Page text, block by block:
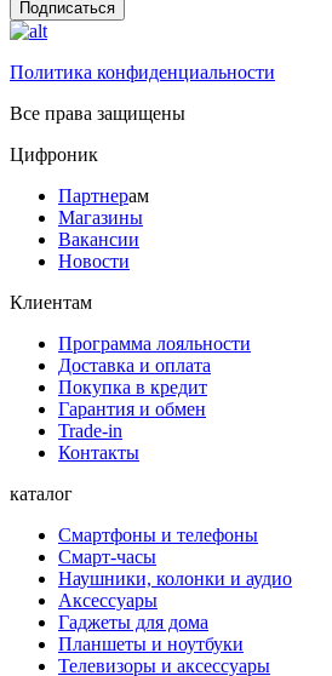
Подписаться
Политика конфиденциальности
Все права защищены
Цифроник
Партнерам
Магазины
Вакансии
Новости
Клиентам
Программа лояльности
Доставка и оплата
Покупка в кредит
Гарантия и обмен
Trade-in
Контакты
каталог
Смартфоны и телефоны
Смарт-часы
Наушники, колонки и аудио
Аксессуары
Гаджеты для дома
Планшеты и ноутбуки
Телевизоры и аксессуары